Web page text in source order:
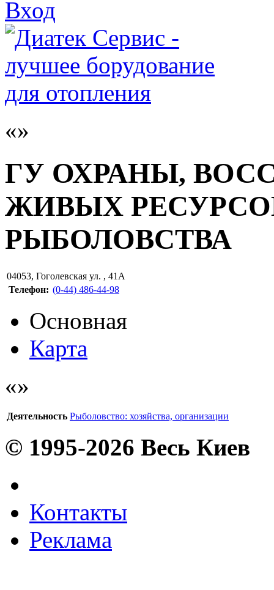
Вход
ГУ ОХРАНЫ,
ЖИВЫХ
РЫБОЛОВСТВА
04053, Гоголевская ул. , 41А
Телефон: (0-44) 486-44-98
Основная
Карта
Деятельность Рыболовство: хозяйства, организации
© 1995-2026 Весь Киев
Контакты
Реклама